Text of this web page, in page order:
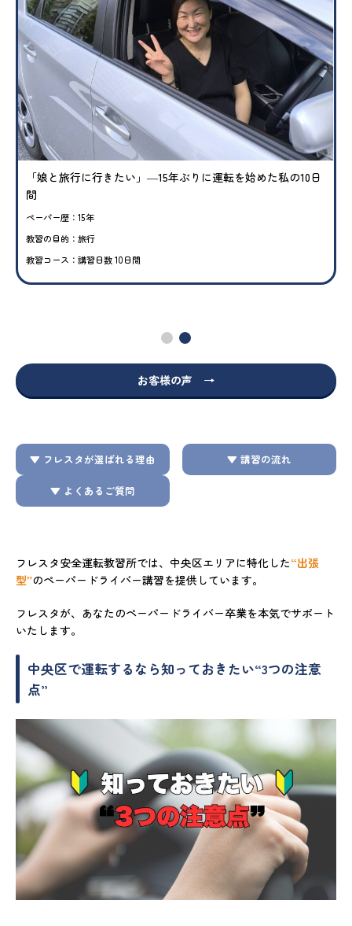
「娘と旅行に行きたい」―15年ぶりに運転を始めた私の10日
間
ペーパー歴：15年
教習の目的：旅行
教習コース：講習日数 10日間
お客様の声 →
▼ フレスタが選ばれる理由 ▼ 講習の流れ
▼ よくあるご質問
フレスタ安全運転教習所では、中央区エリアに特化した“出張
型”のペーパードライバー講習を提供しています。
フレスタが、あなたのペーパードライバー卒業を本気でサポート
いたします。
中央区で運転するなら知っておきたい“3つの注意
点”